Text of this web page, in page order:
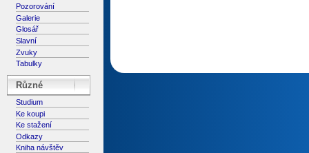
Pozorování
Galerie
Glosář
Slavní
Zvuky
Tabulky
Různé
Studium
Ke koupi
Ke stažení
Odkazy
Kniha návštěv